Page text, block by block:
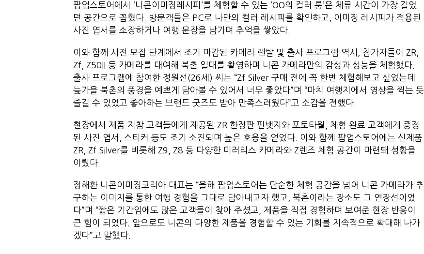
팝업스토어에서 ‘니콘이미징레시피’를 체험할 수 있는 ‘OO의 컬러 룸’은 체류 시간이 가장 길었
던 공간으로 꼽혔다. 방문객들은 PC로 나만의 컬러 레시피를 확인하고, 이미징 레시피가 적용된
사진 엽서를 소장하거나 여행 문장을 남기며 추억을 쌓았다.
이와 함께 사전 모집 단계에서 조기 마감된 카메라 렌탈 및 출사 프로그램 역시, 참가자들이 ZR,
Zf, Z50II 등 카메라를 대여해 북촌 일대를 촬영하며 니콘 카메라만의 감성과 성능을 체험했다.
출사 프로그램에 참여한 정원선(26세) 씨는 “Zf Silver 구매 전에 꼭 한번 체험해보고 싶었는데
늦가을 북촌의 풍경을 예쁘게 담아볼 수 있어서 너무 좋았다”며 “마치 여행지에서 영상을 찍는 듯
즐길 수 있었고 좋아하는 브랜드 굿즈도 받아 만족스러웠다”고 소감을 전했다.
현장에서 제품 지참 고객들에게 제공된 ZR 한정판 핀뱃지와 포토타월, 체험 완료 고객에게 증정
된 사진 엽서, 스티커 등도 조기 소진되며 높은 호응을 얻었다. 이와 함께 팝업스토어에는 신제품
ZR, Zf Silver를 비롯해 Z9, Z8 등 다양한 미러리스 카메라와 Z렌즈 체험 공간이 마련돼 성황을
이뤘다.
정해환 니콘이미징코리아 대표는 “올해 팝업스토어는 단순한 체험 공간을 넘어 니콘 카메라가 추
구하는 이미지를 통한 여행 경험을 그대로 담아내고자 했고, 북촌이라는 장소도 그 연장선이었
다”며 “짧은 기간임에도 많은 고객들이 찾아 주셨고, 제품을 직접 경험하며 보여준 현장 반응이
큰 힘이 되었다. 앞으로도 니콘의 다양한 제품을 경험할 수 있는 기회를 지속적으로 확대해 나가
겠다”고 말했다.